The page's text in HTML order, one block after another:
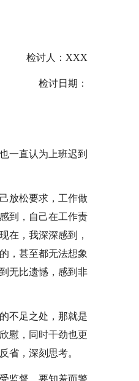
检讨人：XXX
检讨日期：
一直认为上班迟到
放松要求，工作做
到，自己在工作责
在，我深深感到，
，甚至都无法想象
无比遗憾，感到非
不足之处，那就是
慰，同时干劲也更
省，深刻思考。
监督。要知羞而警